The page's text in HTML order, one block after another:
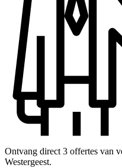
Ontvang direct 3 offertes van
Westergeest.